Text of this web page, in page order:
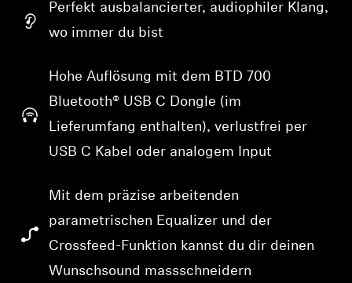
Perfekt ausbalancierter, audiophiler Klang,
wo immer du bist
Hohe Auflösung mit dem BTD 700
Bluetooth® USB C Dongle (im
Lieferumfang enthalten), verlustfrei per
USB C Kabel oder analogem Input
Mit dem präzise arbeitenden
parametrischen Equalizer und der
Crossfeed-Funktion kannst du dir deinen
Wunschsound massschneidern